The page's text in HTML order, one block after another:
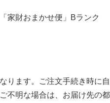
家財おまかせ便」Bランク
ります。ご注文手続き時に自
不明な場合は、お届け先の都